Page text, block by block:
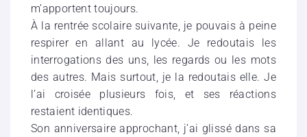
m’apportent toujours.
À la rentrée scolaire suivante, je pouvais à peine
respirer en allant au lycée. Je redoutais les
interrogations des uns, les regards ou les mots
des autres. Mais surtout, je la redoutais elle. Je
l’ai croisée plusieurs fois, et ses réactions
restaient identiques.
Son anniversaire approchant, j’ai glissé dans sa